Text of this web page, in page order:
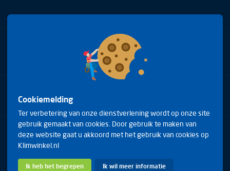
Bel met onze experts
+31(0)85 0653688
Arduinstraat 20
4827 HK Breda
Telefoon: +31(0)85 0653688
E-mail: info@klimwinkel.nl
Cookiemelding
Ter verbetering van onze dienstverlening wordt op onze site
gebruik gemaakt van cookies. Door gebruik te maken van
deze website gaat u akkoord met het gebruik van cookies op
Klimwinkel.nl
Ik heb het begrepen Ik wil meer informatie